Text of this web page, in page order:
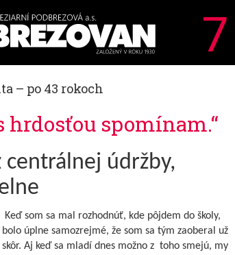
7
– po 43 rokoch
hrdosťou spomínam.“
centrálnej údržby,
Keď som sa mal rozhodnúť, kde pôjdem do školy,
bolo úplne samozrejmé, že som sa tým zaoberal už
skôr. Aj keď sa mladí dnes možno z toho smejú, my